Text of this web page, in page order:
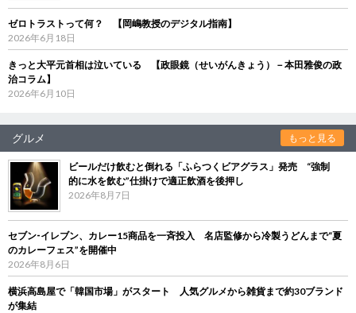
ゼロトラストって何？ 【岡嶋教授のデジタル指南】
2026年6月18日
きっと大平元首相は泣いている 【政眼鏡（せいがんきょう）－本田雅俊の政
治コラム】
2026年6月10日
グルメ もっと見る
ビールだけ飲むと倒れる「ふらつくビアグラス」発売 “強制
的に水を飲む”仕掛けで適正飲酒を後押し
2026年8月7日
セブン‐イレブン、カレー15商品を一斉投入 名店監修から冷製うどんまで“夏
のカレーフェス”を開催中
2026年8月6日
横浜高島屋で「韓国市場」がスタート 人気グルメから雑貨まで約30ブランド
が集結